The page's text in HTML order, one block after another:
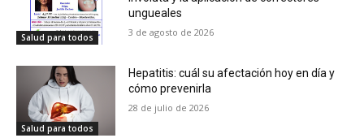
Salud para todos
ungueales
3 de agosto de 2026
Salud para todos
Hepatitis: cuál su afectación hoy en día y
cómo prevenirla
28 de julio de 2026